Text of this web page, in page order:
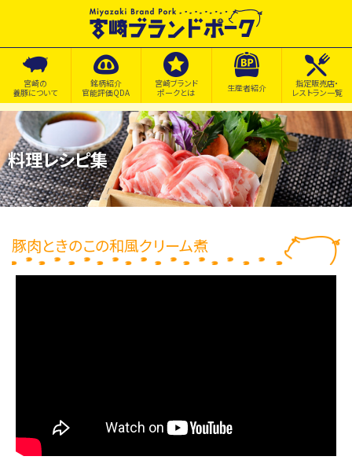
宮崎の
養豚について
銘柄紹介
官能評価QDA
宮崎ブランド
ポークとは
生産者紹介
指定販売店・
レストラン一覧
料理レシピ集
豚肉ときのこの和風クリーム煮